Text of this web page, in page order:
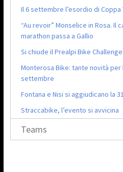
Il 6 settembre l’esordio di Coppa
“Au revoir” Monselice in Rosa. Il
marathon passa a Gallio
Si chiude il Prealpi Bike
Monterosa Bike: tante novità
settembre
Fontana e Nisi si aggiudicano la
Straccabike, l’evento si avvicina
Teams